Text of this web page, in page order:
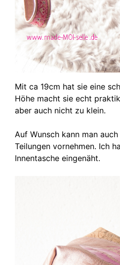
Mit ca 19cm hat sie eine
Höhe macht sie echt
aber auch nicht zu klein.
Auf Wunsch kann man
Teilungen vornehmen. Ich
Innentasche eingenäht.